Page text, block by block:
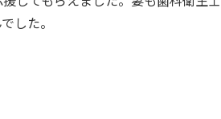
した。